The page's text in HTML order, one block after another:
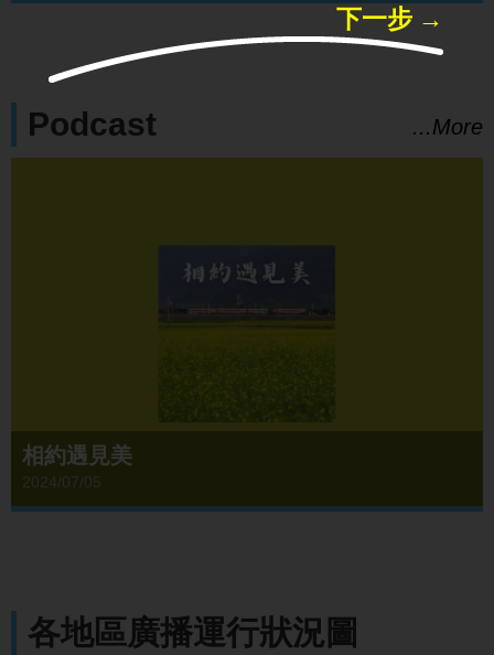
Podcast ...More
相約遇見美
2024/07/05
各地區廣播運行狀況圖
下一步 →